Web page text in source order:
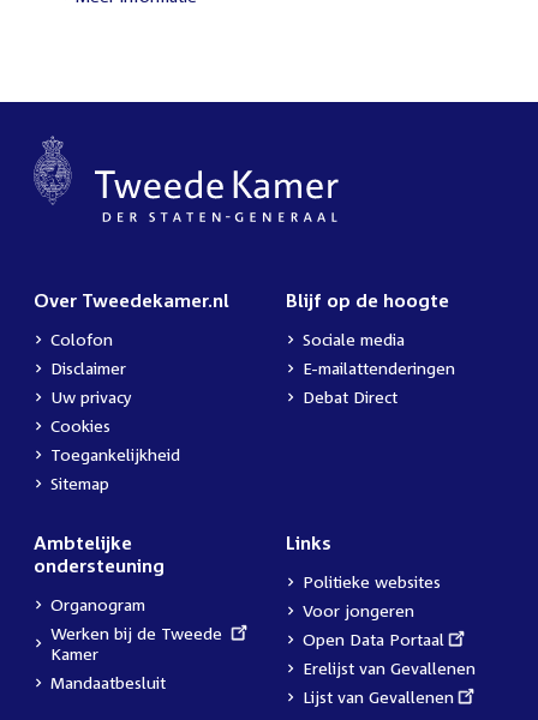
Over Tweedekamer.nl
Colofon
Disclaimer
Uw privacy
Cookies
Toegankelijkheid
Sitemap
Blijf op de hoogte
Sociale media
E-mailattenderingen
Debat Direct
Ambtelijke
ondersteuning
Organogram
External
link:
Werken bij de Tweede
Kamer
Mandaatbesluit
Links
Politieke websites
Voor jongeren
External
link:
Open Data Portaal
Erelijst van Gevallenen
External
Lijst van Gevallenen